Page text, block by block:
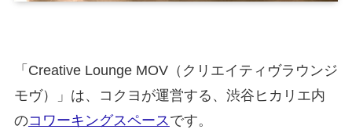
「Creative Lounge MOV（クリエイティヴラウンジ
モヴ）」は、コクヨが運営する、渋谷ヒカリエ内
のコワーキングスペースです。